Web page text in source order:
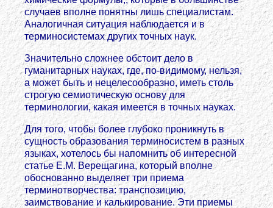
случаев вполне понятны лишь специалистам.
Аналогичная ситуация наблюдается и в
терминосистемах других точных наук.
Значительно сложнее обстоит дело в
гуманитарных науках, где, по-видимому, нельзя,
а может быть и нецелесообразно, иметь столь
строгую семиотическую основу для
терминологии, какая имеется в точных науках.
Для того, чтобы более глубоко проникнуть в
сущность образования терминосистем в разных
языках, хотелось бы напомнить об интересной
статье Е.М. Верещагина, который вполне
обоснованно выделяет три приема
терминотворчества: транспозицию,
заимствование и калькирование. Эти приемы